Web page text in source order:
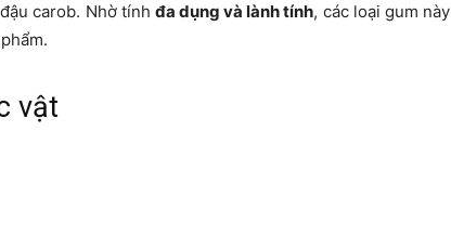
carob. Nhờ tính đa dụng và lành tính, các loại gum này
vật